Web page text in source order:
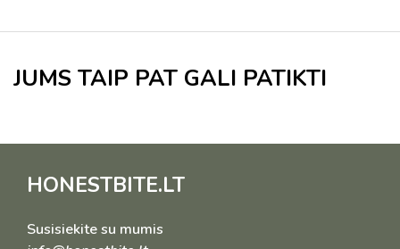
JUMS TAIP PAT GALI PATIKTI
HONESTBITE.LT
Susisiekite su mumis